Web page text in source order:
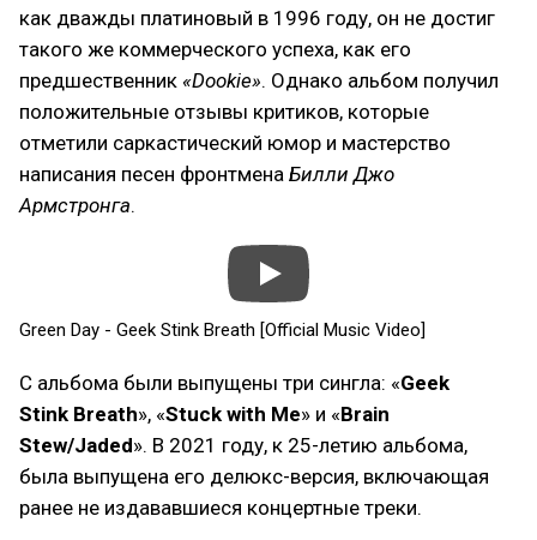
как дважды платиновый в 1996 году, он не достиг
такого же коммерческого успеха, как его
предшественник «Dookie». Однако альбом получил
положительные отзывы критиков, которые
отметили саркастический юмор и мастерство
написания песен фронтмена Билли Джо
Армстронга.
Green Day - Geek Stink Breath [Official Music Video]
С альбома были выпущены три сингла: «Geek
Stink Breath», «Stuck with Me» и «Brain
Stew/Jaded». В 2021 году, к 25-летию альбома,
была выпущена его делюкс-версия, включающая
ранее не издававшиеся концертные треки.